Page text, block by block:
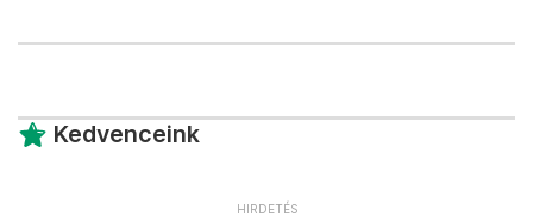
Kedvenceink